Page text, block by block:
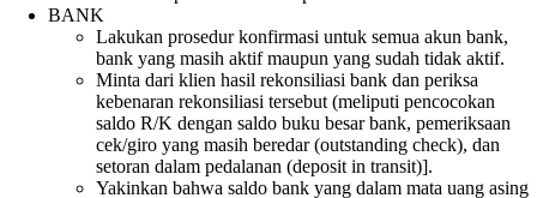
BANK
Lakukan prosedur konfirmasi untuk semua akun bank,
bank yang masih aktif maupun yang sudah tidak aktif.
Minta dari klien hasil rekonsiliasi bank dan periksa
kebenaran rekonsiliasi tersebut (meliputi pencocokan
saldo R/K dengan saldo buku besar bank, pemeriksaan
cek/giro yang masih beredar (outstanding check), dan
setoran dalam pedalanan (deposit in transit)].
Yakinkan bahwa saldo bank yang dalam mata uang asing